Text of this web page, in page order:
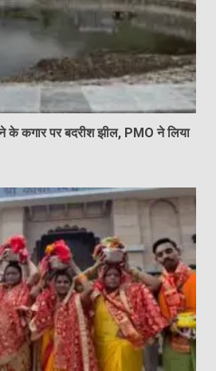
कगार पर बदरीश झील, PMO ने लिया